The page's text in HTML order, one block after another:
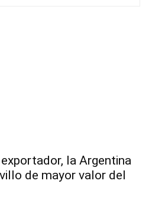
la Argentina
de mayor valor del